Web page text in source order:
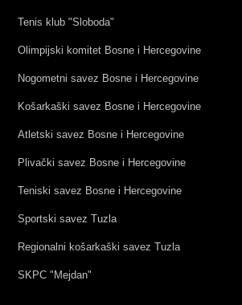
Tenis klub "Sloboda"
Olimpijski komitet Bosne i Hercegovine
Nogometni savez Bosne i Hercegovine
Košarkaški savez Bosne i Hercegovine
Atletski savez Bosne i Hercegovine
Plivački savez Bosne i Hercegovine
Teniski savez Bosne i Hercegovine
Sportski savez Tuzla
Regionalni košarkaški savez Tuzla
SKPC "Mejdan"